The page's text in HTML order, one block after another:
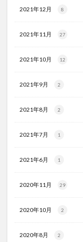
2021年12月 8
2021年11月 27
2021年10月 12
2021年9月 2
2021年8月 2
2021年7月 1
2021年6月 1
2020年11月 29
2020年10月 2
2020年8月 2